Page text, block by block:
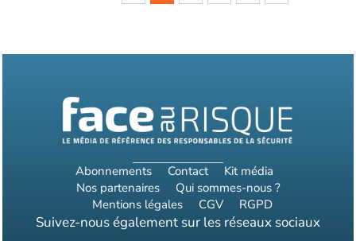
Abonnements Contact
Kit média
Nos partenaires
Qui sommes-nous ?
Mentions légales
CGV RGPD
Suivez-nous également sur les réseaux sociaux